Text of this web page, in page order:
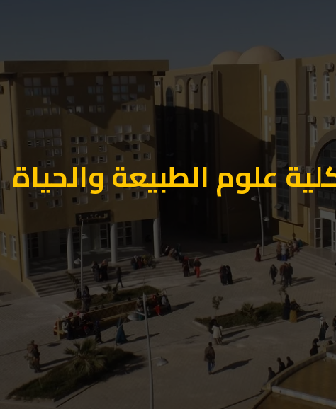
علوم الطبيعة والحياة